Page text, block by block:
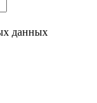
данных